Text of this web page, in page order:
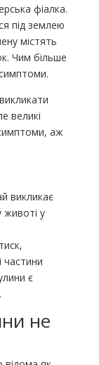
фіалка.
під землею
містять
Чим більше
великі
аж
викликає
животі у
частини
є
не